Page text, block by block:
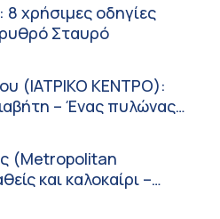
χρήσιμες οδηγίες
Σταυρό
(ΙΑΤΡΙΚΟ ΚΕΝΤΡΟ):
– Ένας πυλώνας
(Metropolitan
και καλοκαίρι –